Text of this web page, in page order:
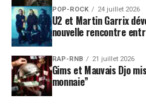
POP-ROCK 24 juillet 2026
U2 et Martin Garrix
nouvelle rencontre
RAP-RNB 21 juillet 2026
Gims et Mauvais Djo
monnaie”